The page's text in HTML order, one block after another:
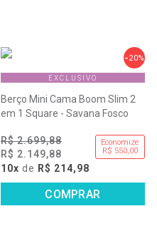
20%
EXCLUSIVO
Berço Mini Cama Boom Slim 2
em 1 Square - Savana Fosco
R$ 2.699,88
R$ 2.149,88
Economize
R$ 550,00
10x de R$ 214,98
COMPRAR